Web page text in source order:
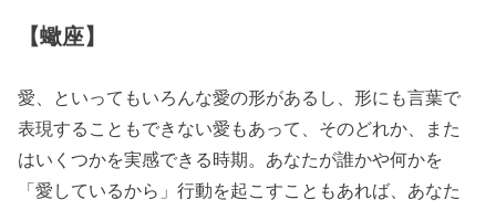
【蠍座】
愛、といってもいろんな愛の形があるし、形にも言葉で
表現することもできない愛もあって、そのどれか、また
はいくつかを実感できる時期。あなたが誰かや何かを
「愛しているから」行動を起こすこともあれば、あなた